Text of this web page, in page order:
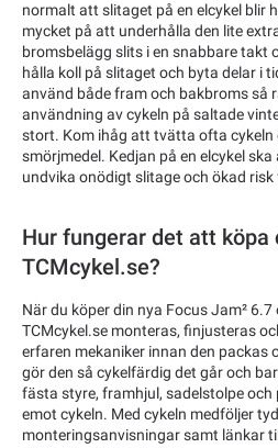
normalt att slitaget på en elcykel blir
mycket på att underhålla den lite
bromsbelägg slits i en snabbare takt
hålla koll på slitaget och byta delar i
använd både fram och bakbroms så
användning av cykeln på saltade
stort. Kom ihåg att tvätta ofta
smörjmedel. Kedjan på en elcykel
undvika onödigt slitage och ökad
Hur fungerar det att köpa
TCMcykel.se?
När du köper din nya Focus Jam² 6.7
TCMcykel.se monteras, finjusteras
erfaren mekaniker innan den packas
gör den så cykelfärdig det går och
fästa styre, framhjul, sadelstolpe
emot cykeln. Med cykeln medföljer
monteringsanvisningar samt länkar